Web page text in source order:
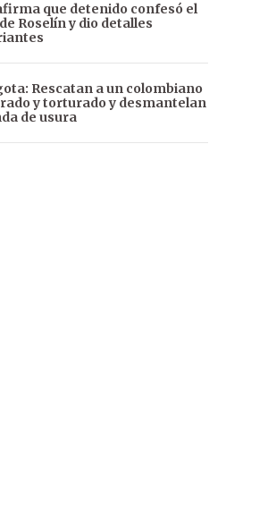
que detenido confesó el
Roselín y dio detalles
Rescatan a un colombiano
y torturado y desmantelan
de usura